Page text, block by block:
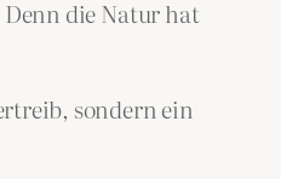
die Natur hat
sondern ein